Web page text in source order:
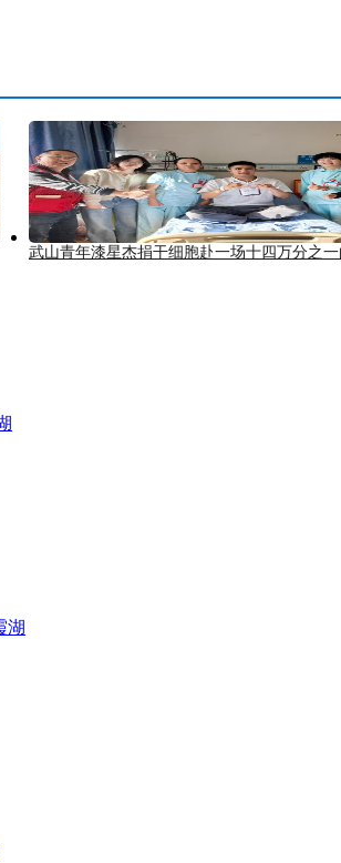
武山青年漆星杰捐干细胞赴一场十四万分之一
湖